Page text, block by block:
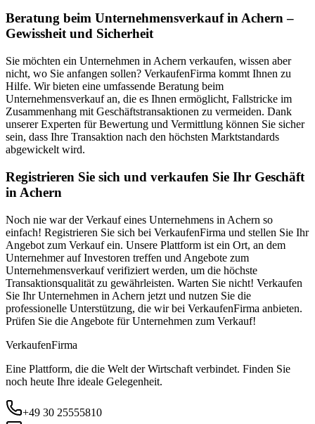
Beratung beim Unternehmensverkauf in Achern –
Gewissheit und Sicherheit
Sie möchten ein Unternehmen in Achern verkaufen, wissen aber
nicht, wo Sie anfangen sollen? VerkaufenFirma kommt Ihnen zu
Hilfe. Wir bieten eine umfassende Beratung beim
Unternehmensverkauf an, die es Ihnen ermöglicht, Fallstricke im
Zusammenhang mit Geschäftstransaktionen zu vermeiden. Dank
unserer Experten für Bewertung und Vermittlung können Sie sicher
sein, dass Ihre Transaktion nach den höchsten Marktstandards
abgewickelt wird.
Registrieren Sie sich und verkaufen Sie Ihr Geschäft
in Achern
Noch nie war der Verkauf eines Unternehmens in Achern so
einfach! Registrieren Sie sich bei VerkaufenFirma und stellen Sie Ihr
Angebot zum Verkauf ein. Unsere Plattform ist ein Ort, an dem
Unternehmer auf Investoren treffen und Angebote zum
Unternehmensverkauf verifiziert werden, um die höchste
Transaktionsqualität zu gewährleisten. Warten Sie nicht! Verkaufen
Sie Ihr Unternehmen in Achern jetzt und nutzen Sie die
professionelle Unterstützung, die wir bei VerkaufenFirma anbieten.
Prüfen Sie die Angebote für Unternehmen zum Verkauf!
VerkaufenFirma
Eine Plattform, die die Welt der Wirtschaft verbindet. Finden Sie
noch heute Ihre ideale Gelegenheit.
+49 30 25555810